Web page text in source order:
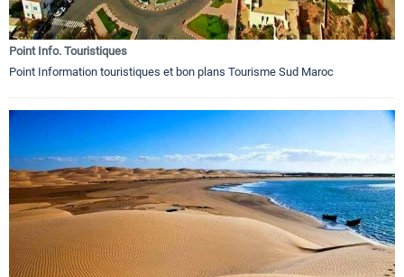
Point Info. Touristiques
Point Information touristiques et bon plans Tourisme Sud Maroc